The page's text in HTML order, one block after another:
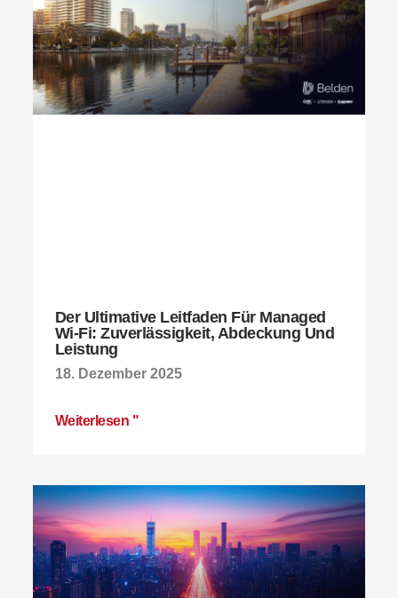
Der Ultimative Leitfaden Für Managed
Wi-Fi: Zuverlässigkeit, Abdeckung Und
Leistung
18. Dezember 2025
Weiterlesen "